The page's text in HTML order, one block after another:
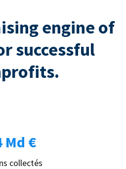
engine of
successful
Md €
collectés